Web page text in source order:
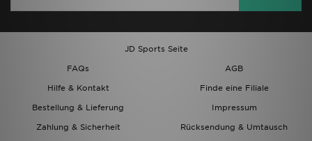
JD Sports Seite
FAQs
AGB
Hilfe & Kontakt
Finde eine Filiale
Bestellung & Lieferung
Impressum
Zahlung & Sicherheit
Rücksendung & Umtausch